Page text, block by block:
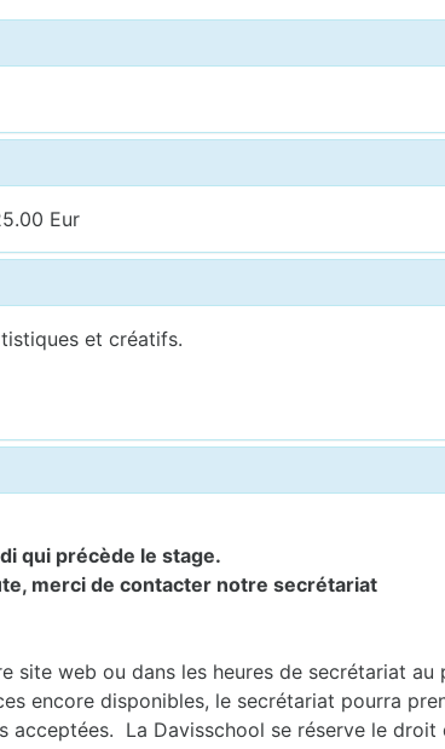
Eur
et créatifs.
qui précède le stage.
merci de contacter notre secrétariat
site web ou dans les heures de secrétariat
encore disponibles, le secrétariat pourra
acceptées. La Davisschool se réserve le